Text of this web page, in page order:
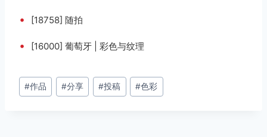
• [18758] 随拍
• [16000] 葡萄牙 | 彩色与纹理
文
章
#作品 #分享 #投稿 #色彩